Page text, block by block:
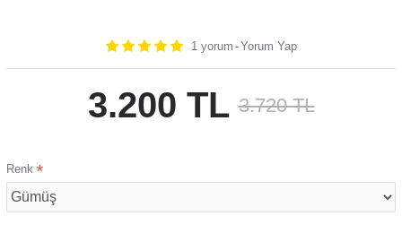
1 yorum -Yorum Yap
3.720 TL
3.200 TL
Renk